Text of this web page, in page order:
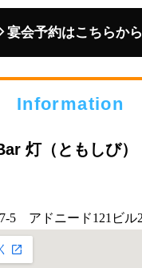
宴会予約はこちらから
Information
灯（ともしび）